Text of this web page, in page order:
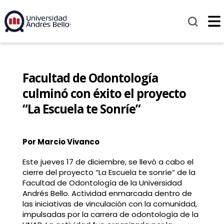
Facultad de Odontología
culminó con éxito el proyecto
“La Escuela te Sonríe”
Por Marcio Vivanco
Este jueves 17 de diciembre, se llevó a cabo el
cierre del proyecto “La Escuela te sonríe” de la
Facultad de Odontología de la Universidad
Andrés Bello. Actividad enmarcada dentro de
las iniciativas de vinculación con la comunidad,
impulsadas por la carrera de odontología de la